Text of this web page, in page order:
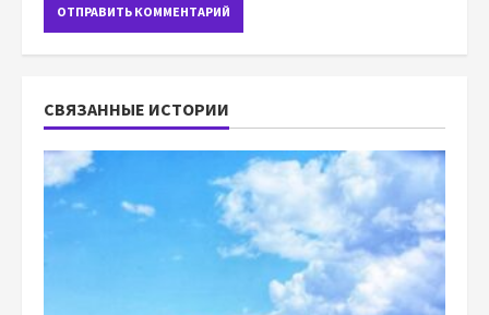
СВЯЗАННЫЕ ИСТОРИИ